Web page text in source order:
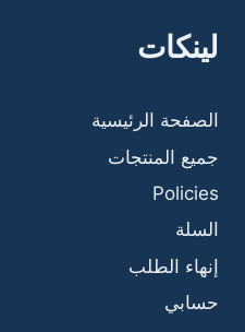
لينكات
الصفحة الرئيسية
جميع المنتجات
Policies
السلة
إنهاء الطلب
حسابي